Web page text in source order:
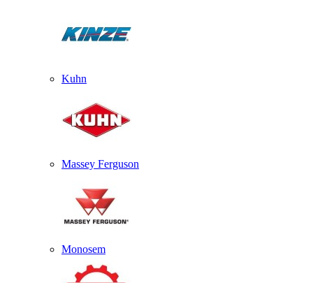
Kuhn
Massey Ferguson
Monosem